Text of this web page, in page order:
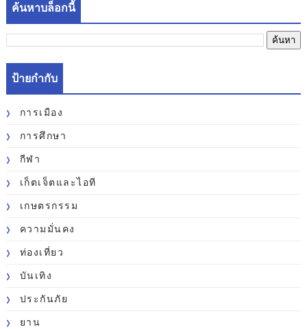
ค้นหาบล็อกนี้
ป้ายกำกับ
การเมือง
การศึกษา
กีฬา
เก็ตเจ็ตและไอที
เกษตรกรรม
ความมั่นคง
ท่องเที่ยว
บันเทิง
ประกันภัย
ยาน